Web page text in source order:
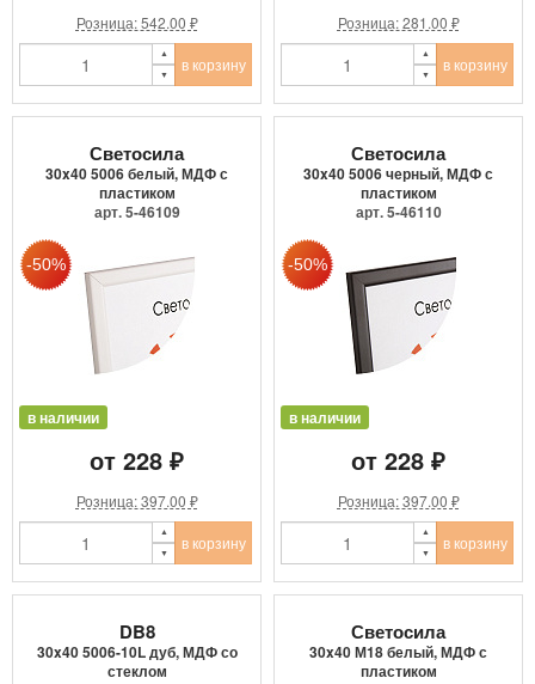
Розница: 542.00 ₽
в корзину
Розница: 281.00 ₽
в корзину
Светосила
30x40 5006 белый, МДФ с
пластиком
арт. 5-46109
в наличии
от 228 ₽
Розница: 397.00 ₽
в корзину
Светосила
30x40 5006 черный, МДФ с
пластиком
арт. 5-46110
в наличии
от 228 ₽
Розница: 397.00 ₽
в корзину
DB8
30x40 5006-10L дуб, МДФ со
стеклом
Светосила
30x40 М18 белый, МДФ с
пластиком